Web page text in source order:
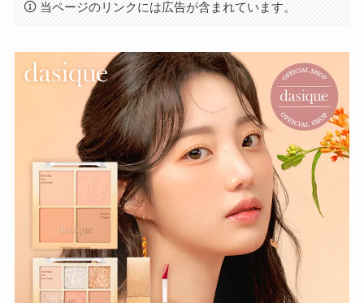
当ページのリンクには広告が含まれています。